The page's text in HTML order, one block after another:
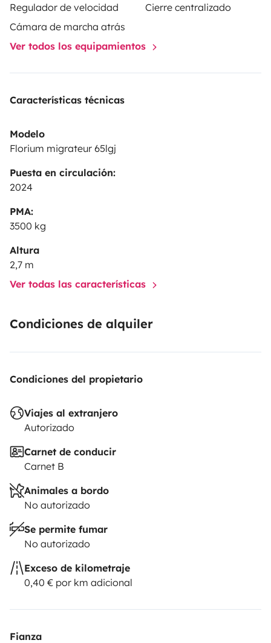
Regulador de velocidad
Cierre centralizado
Cámara de marcha atrás
Ver todos los equipamientos
Características técnicas
Modelo
Florium migrateur 65lgj
Puesta en circulación:
2024
PMA:
3500 kg
Altura
2,7 m
Ver todas las características
Condiciones de alquiler
Condiciones del propietario
Viajes al extranjero
Autorizado
Carnet de conducir
Carnet B
Animales a bordo
No autorizado
Se permite fumar
No autorizado
Exceso de kilometraje
0,40 € por km adicional
Fianza